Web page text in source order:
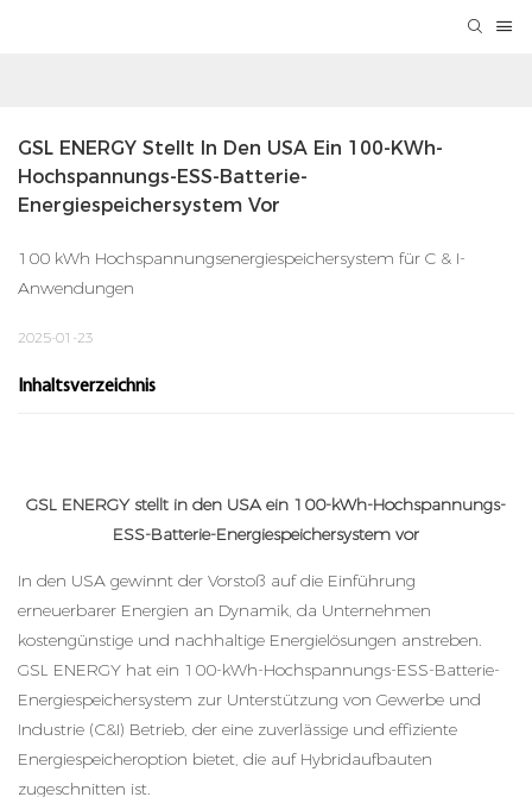
GSL ENERGY Stellt In Den USA Ein 100-KWh-
Hochspannungs-ESS-Batterie-
Energiespeichersystem Vor
100 kWh Hochspannungsenergiespeichersystem für C & I-
Anwendungen
2025-01-23
Inhaltsverzeichnis
GSL ENERGY stellt in den USA ein 100-kWh-Hochspannungs-
ESS-Batterie-Energiespeichersystem vor
In den USA gewinnt der Vorstoß auf die Einführung
erneuerbarer Energien an Dynamik, da Unternehmen
kostengünstige und nachhaltige Energielösungen anstreben.
GSL ENERGY hat ein 100-kWh-Hochspannungs-ESS-Batterie-
Energiespeichersystem zur Unterstützung von Gewerbe und
Industrie (C&I) Betrieb, der eine zuverlässige und effiziente
Energiespeicheroption bietet, die auf Hybridaufbauten
zugeschnitten ist.